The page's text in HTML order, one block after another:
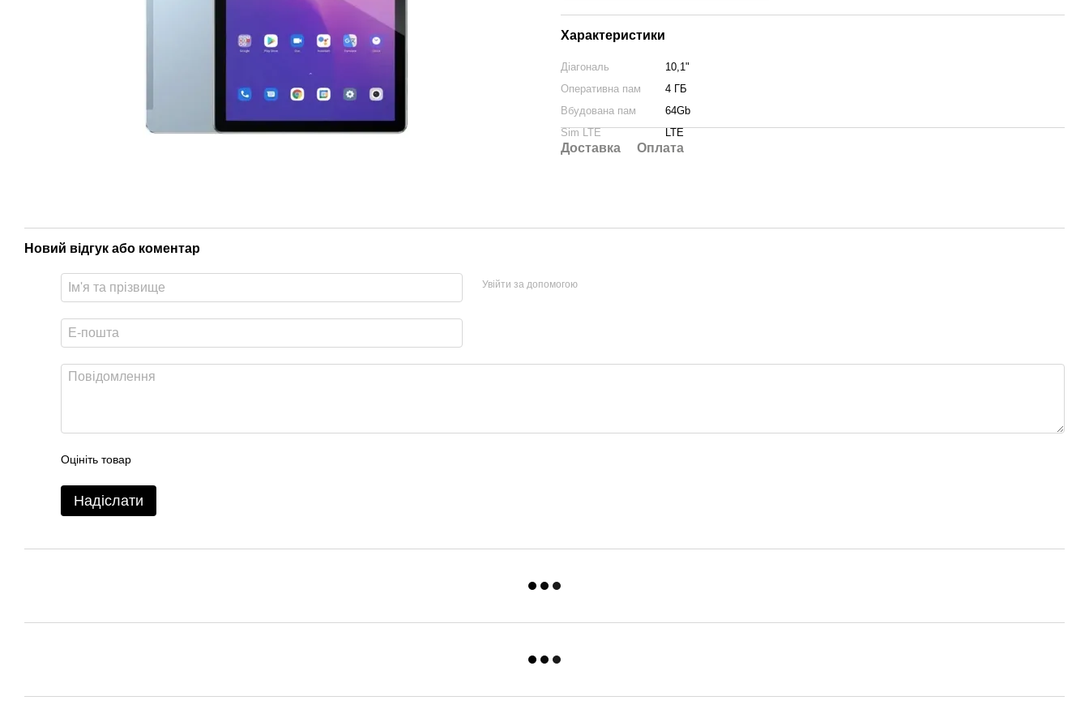
Характеристики
Діагональ
10,1"
Оперативна пам
4 ГБ
Вбудована пам
64Gb
Sim LTE
LTE
Доставка Оплата
Новий відгук або коментар
Увійти за допомогою
Оцініть товар
Надіслати